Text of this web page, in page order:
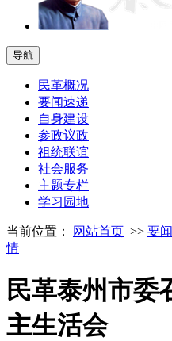
导航
民革概况
要闻速递
自身建设
参政议政
祖统联谊
社会服务
主题专栏
学习园地
当前位置： 网站首页 >> 要
情
民革泰州市委
主生活会